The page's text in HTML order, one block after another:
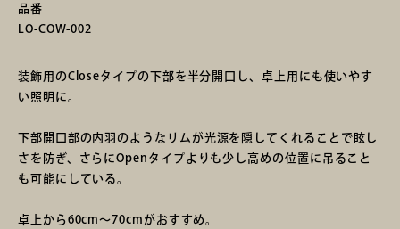
品番
LO-COW-002
装飾用のCloseタイプの下部を半分開口し、卓上用にも使いやす
い照明に。
下部開口部の内羽のようなリムが光源を隠してくれることで眩し
さを防ぎ、さらにOpenタイプよりも少し高めの位置に吊ること
も可能にしている。
卓上から60cm〜70cmがおすすめ。